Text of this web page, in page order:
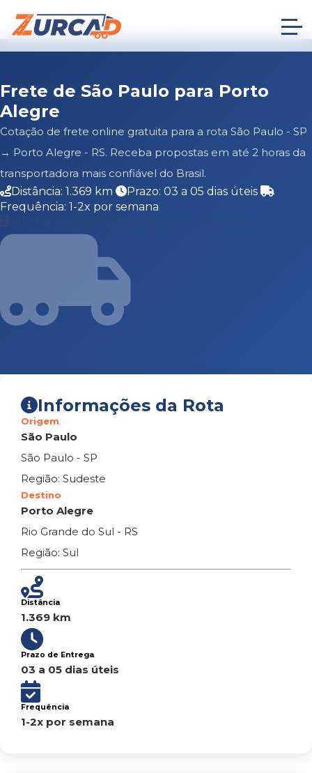
Frete de São Paulo para Porto
Alegre
Cotação de frete online gratuita para a rota São Paulo - SP
→ Porto Alegre - RS. Receba propostas em até 2 horas da
transportadora mais confiável do Brasil.
Distância: 1.369 km
Prazo: 03 a 05 dias úteis
Frequência: 1-2x por semana
Falar no WhatsApp
Informações da Rota
Origem
São Paulo
São Paulo - SP
Região: Sudeste
Destino
Porto Alegre
Rio Grande do Sul - RS
Região: Sul
Distância
1.369 km
Prazo de Entrega
03 a 05 dias úteis
Frequência
1-2x por semana